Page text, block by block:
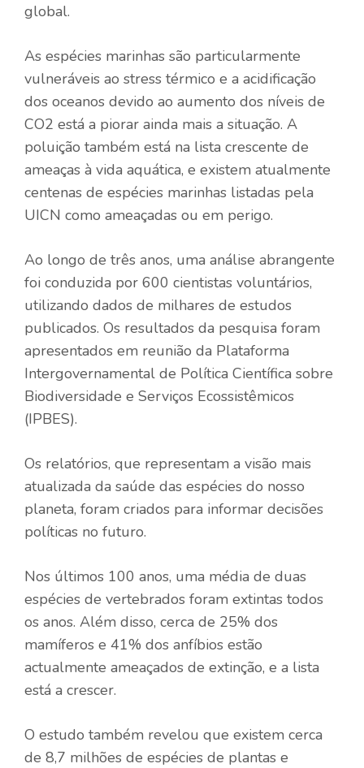
global.
As espécies marinhas são particularmente
vulneráveis ​​ao stress térmico e a acidificação
dos oceanos devido ao aumento dos níveis de
CO2 está a piorar ainda mais a situação. A
poluição também está na lista crescente de
ameaças à vida aquática, e existem atualmente
centenas de espécies marinhas listadas pela
UICN como ameaçadas ou em perigo.
Ao longo de três anos, uma análise abrangente
foi conduzida por 600 cientistas voluntários,
utilizando dados de milhares de estudos
publicados. Os resultados da pesquisa foram
apresentados em reunião da Plataforma
Intergovernamental de Política Científica sobre
Biodiversidade e Serviços Ecossistêmicos
(IPBES).
Os relatórios, que representam a visão mais
atualizada da saúde das espécies do nosso
planeta, foram criados para informar decisões
políticas no futuro.
Nos últimos 100 anos, uma média de duas
espécies de vertebrados foram extintas todos
os anos. Além disso, cerca de 25% dos
mamíferos e 41% dos anfíbios estão
actualmente ameaçados de extinção, e a lista
está a crescer.
O estudo também revelou que existem cerca
de 8,7 milhões de espécies de plantas e